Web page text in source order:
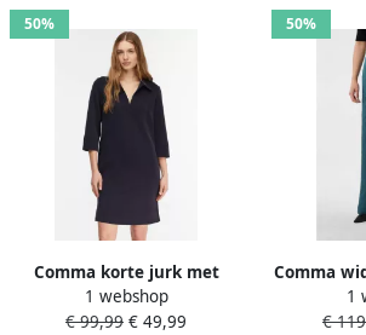
50%
Comma korte jurk met
polokraag marineblauw
1 webshop
€ 99,99 € 49,99
50%
Comma
1
€